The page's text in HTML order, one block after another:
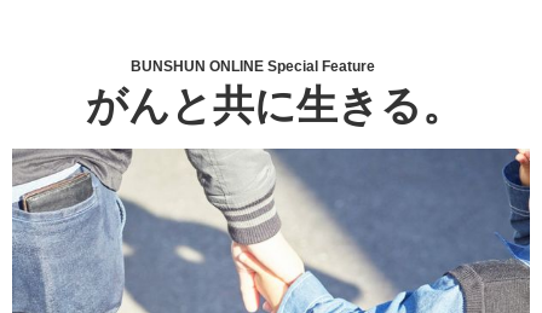
BUNSHUN ONLINE Special Feature
がんと共に生きる。